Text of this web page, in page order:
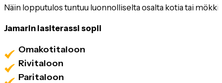
Näin lopputulos tuntuu luonnolliselta osalta kotia tai
Jamarin lasiterassi sopii
Omakotitaloon
Rivitaloon
Paritaloon